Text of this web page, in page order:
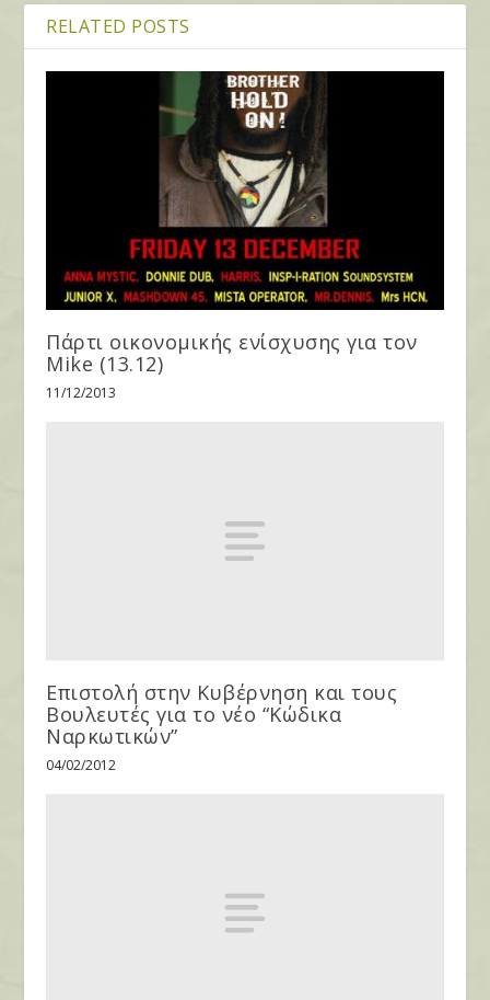
RELATED POSTS
Πάρτι οικονομικής ενίσχυσης για τον
Mike (13.12)
11/12/2013
Επιστολή στην Κυβέρνηση και τους
Βουλευτές για το νέο “Κώδικα
Ναρκωτικών”
04/02/2012